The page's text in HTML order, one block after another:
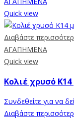
Quick view
Διαβάστε
ΑΓΑΠΗΜΕΝΑ
Quick view
Κολιέ χρυσό
Συνδεθείτε για να
Διαβάστε